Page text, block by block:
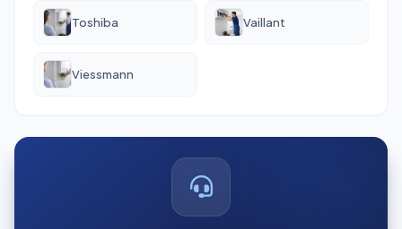
Toshiba Vaillant
Viessmann